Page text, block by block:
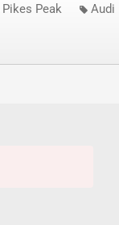
Pikes Peak Audi